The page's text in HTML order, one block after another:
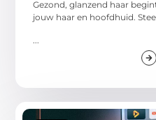
Gezond, glanzend haar
jouw haar en hoofdhuid.